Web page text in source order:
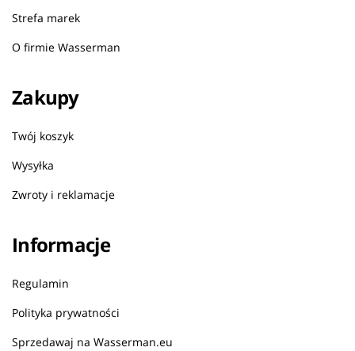
Strefa marek
O firmie Wasserman
Zakupy
Twój koszyk
Wysyłka
Zwroty i reklamacje
Informacje
Regulamin
Polityka prywatności
Sprzedawaj na Wasserman.eu